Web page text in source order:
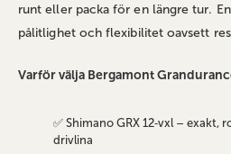
runt eller packa för en längre tur.
pålitlighet och flexibilitet oavsett
Varför välja Bergamont
✅ Shimano GRX 12‑vxl –
drivlina